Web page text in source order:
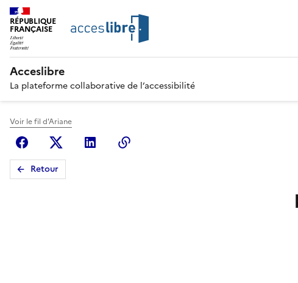
RÉPUBLIQUE
FRANÇAISE
Acceslibre
La plateforme collaborative de l’accessibilité
Voir le fil d'Ariane
FacebookX (anciennement Twitter)
Linkedin
Retour